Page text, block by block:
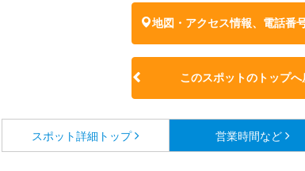
地図・アクセス情報、電話番
このスポットのトップへ
スポット詳細 トップ 営業時間など